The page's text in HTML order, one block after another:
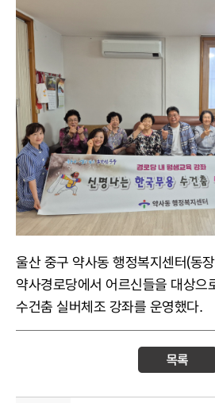
울산 중구 약사동 행정복지센터(동
약사경로당에서 어르신들을 대상으
수건춤 실버체조 강좌를 운영했다.